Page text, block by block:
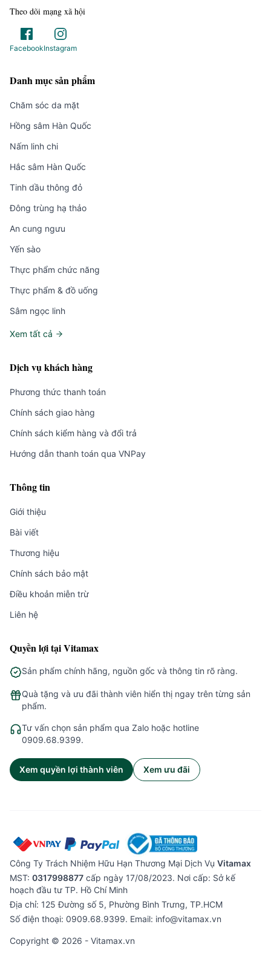
Theo dõi mạng xã hội
FacebookInstagram
Danh mục sản phẩm
Chăm sóc da mặt
Hồng sâm Hàn Quốc
Nấm linh chi
Hắc sâm Hàn Quốc
Tinh dầu thông đỏ
Đông trùng hạ thảo
An cung ngưu
Yến sào
Thực phẩm chức năng
Thực phẩm & đồ uống
Sâm ngọc linh
Xem tất cả
Dịch vụ khách hàng
Phương thức thanh toán
Chính sách giao hàng
Chính sách kiểm hàng và đổi trả
Hướng dẫn thanh toán qua VNPay
Thông tin
Giới thiệu
Bài viết
Thương hiệu
Chính sách bảo mật
Điều khoản miễn trừ
Liên hệ
Quyền lợi tại Vitamax
Sản phẩm chính hãng, nguồn gốc và thông tin rõ ràng.
Quà tặng và ưu đãi thành viên hiển thị ngay trên từng sản
phẩm.
Tư vấn chọn sản phẩm qua Zalo hoặc hotline
0909.68.9399.
Xem quyền lợi thành viên Xem ưu đãi
Công Ty Trách Nhiệm Hữu Hạn Thương Mại Dịch Vụ Vitamax
MST: 0317998877 cấp ngày 17/08/2023. Nơi cấp: Sở kế
hoạch đầu tư TP. Hồ Chí Minh
Địa chỉ: 125 Đường số 5, Phường Bình Trưng, TP.HCM
Số điện thoại: 0909.68.9399. Email: info@vitamax.vn
Copyright © 2026 - Vitamax.vn